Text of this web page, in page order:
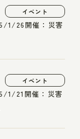
イベント
1/26開催：災害
イベント
1/21開催：災害